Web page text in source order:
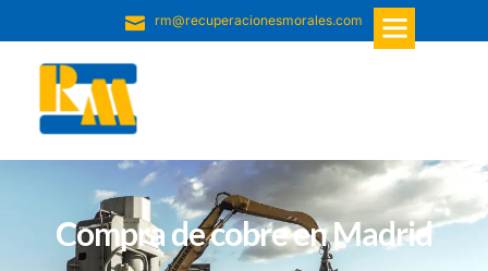
rm@recuperacionesmorales.com
Compra de cobre en Madrid